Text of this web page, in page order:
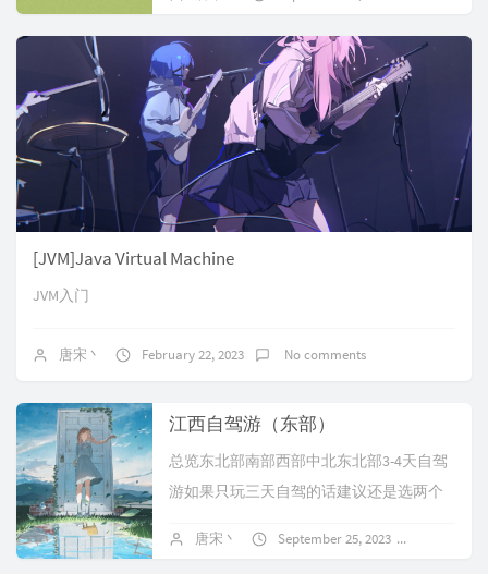
[JVM]Java Virtual Machine
JVM入门
唐宋丶 February 22, 2023 No comments
江西自驾游（东部）
总览东北部南部西部中北东北部3-4天自驾
游如果只玩三天自驾的话建议还是选两个
多了大致行程：第一天：08:00出发，1...
唐宋丶 September 25, 2023